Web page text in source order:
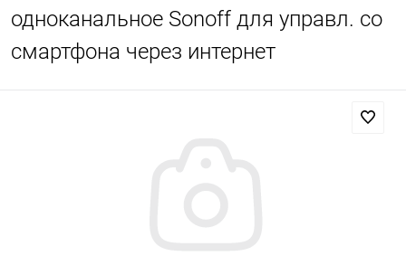
одноканальное Sonoff для управл. со
смартфона через интернет